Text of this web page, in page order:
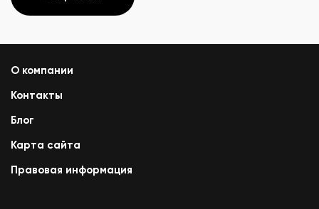
О компании
Контакты
Блог
Карта сайта
Правовая информация